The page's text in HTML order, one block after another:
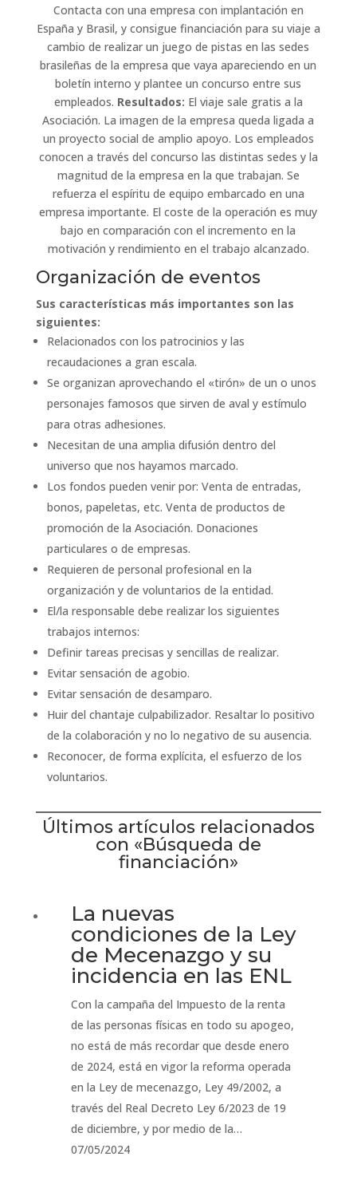
Contacta con una empresa con implantación en
España y Brasil, y consigue financiación para su viaje a
cambio de realizar un juego de pistas en las sedes
brasileñas de la empresa que vaya apareciendo en un
boletín interno y plantee un concurso entre sus
empleados. Resultados: El viaje sale gratis a la
Asociación. La imagen de la empresa queda ligada a
un proyecto social de amplio apoyo. Los empleados
conocen a través del concurso las distintas sedes y la
magnitud de la empresa en la que trabajan. Se
refuerza el espíritu de equipo embarcado en una
empresa importante. El coste de la operación es muy
bajo en comparación con el incremento en la
motivación y rendimiento en el trabajo alcanzado.
Organización de eventos
Sus características más importantes son las
siguientes:
Relacionados con los patrocinios y las
recaudaciones a gran escala.
Se organizan aprovechando el «tirón» de un o unos
personajes famosos que sirven de aval y estímulo
para otras adhesiones.
Necesitan de una amplia difusión dentro del
universo que nos hayamos marcado.
Los fondos pueden venir por: Venta de entradas,
bonos, papeletas, etc. Venta de productos de
promoción de la Asociación. Donaciones
particulares o de empresas.
Requieren de personal profesional en la
organización y de voluntarios de la entidad.
El/la responsable debe realizar los siguientes
trabajos internos:
Definir tareas precisas y sencillas de realizar.
Evitar sensación de agobio.
Evitar sensación de desamparo.
Huir del chantaje culpabilizador. Resaltar lo positivo
de la colaboración y no lo negativo de su ausencia.
Reconocer, de forma explícita, el esfuerzo de los
voluntarios.
Últimos artículos relacionados
con «Búsqueda de
financiación»
La nuevas
condiciones de la Ley
de Mecenazgo y su
incidencia en las ENL
Con la campaña del Impuesto de la renta
de las personas físicas en todo su apogeo,
no está de más recordar que desde enero
de 2024, está en vigor la reforma operada
en la Ley de mecenazgo, Ley 49/2002, a
través del Real Decreto Ley 6/2023 de 19
de diciembre, y por medio de la…
07/05/2024